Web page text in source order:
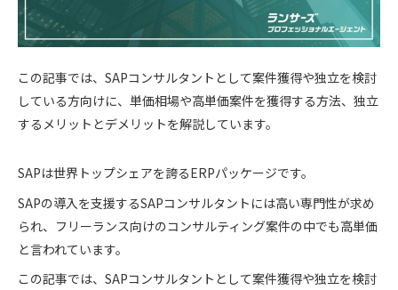
この記事では、SAPコンサルタントとして案件獲得や独立を検討
している方向けに、単価相場や高単価案件を獲得する方法、独立
するメリットとデメリットを解説しています。
SAPは世界トップシェアを誇るERPパッケージです。
SAPの導入を支援するSAPコンサルタントには高い専門性が求め
られ、フリーランス向けのコンサルティング案件の中でも高単価
と言われています。
この記事では、SAPコンサルタントとして案件獲得や独立を検討